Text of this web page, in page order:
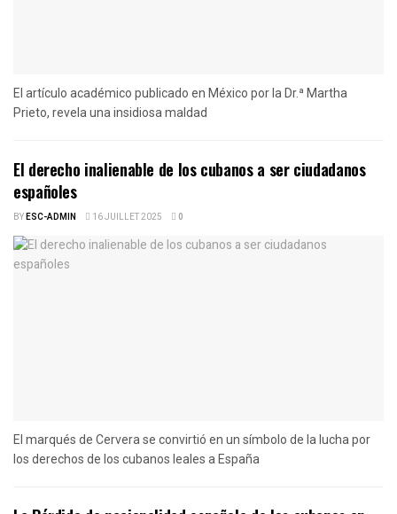
El artículo académico publicado en México por la Dr.ª Martha
Prieto, revela una insidiosa maldad
El derecho inalienable de los cubanos a ser ciudadanos
españoles
BYESC-ADMIN 16 JUILLET 2025 0
El marqués de Cervera se convirtió en un símbolo de la lucha por
los derechos de los cubanos leales a España